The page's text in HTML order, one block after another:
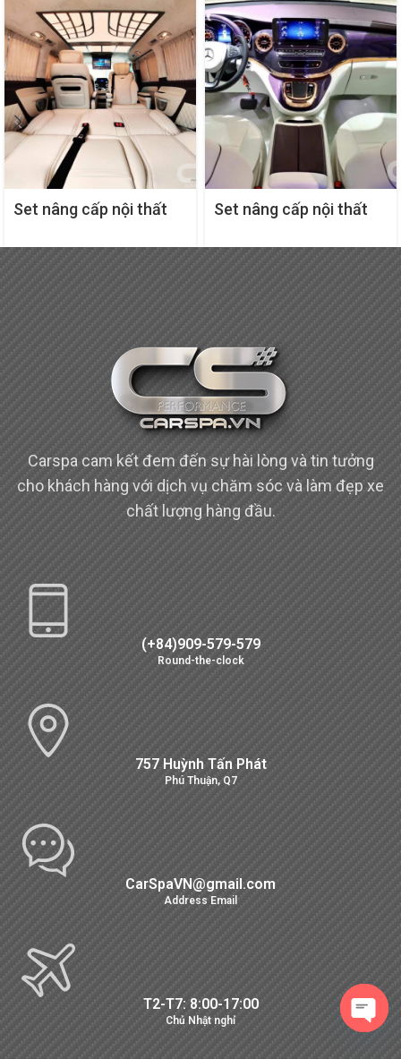
Set nâng cấp nội thất
Set nâng cấp nội thất
Carspa cam kết đem đến sự hài lòng và tin tưởng
cho khách hàng với dịch vụ chăm sóc và làm đẹp xe
chất lượng hàng đầu.
(+84)909-579-579
Round-the-clock
757 Huỳnh Tấn Phát
Phú Thuận, Q7
CarSpaVN@gmail.com
Address Email
T2-T7: 8:00-17:00
Chủ Nhật nghỉ